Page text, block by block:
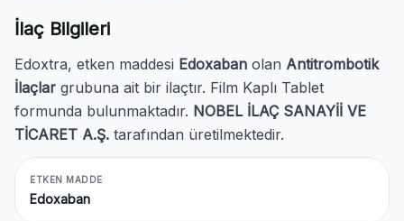
İlaç Bilgileri
Edoxtra, etken maddesi Edoxaban olan Antitrombotik
İlaçlar grubuna ait bir ilaçtır. Film Kaplı Tablet
formunda bulunmaktadır. NOBEL İLAÇ SANAYİİ VE
TİCARET A.Ş. tarafından üretilmektedir.
ETKEN MADDE
Edoxaban